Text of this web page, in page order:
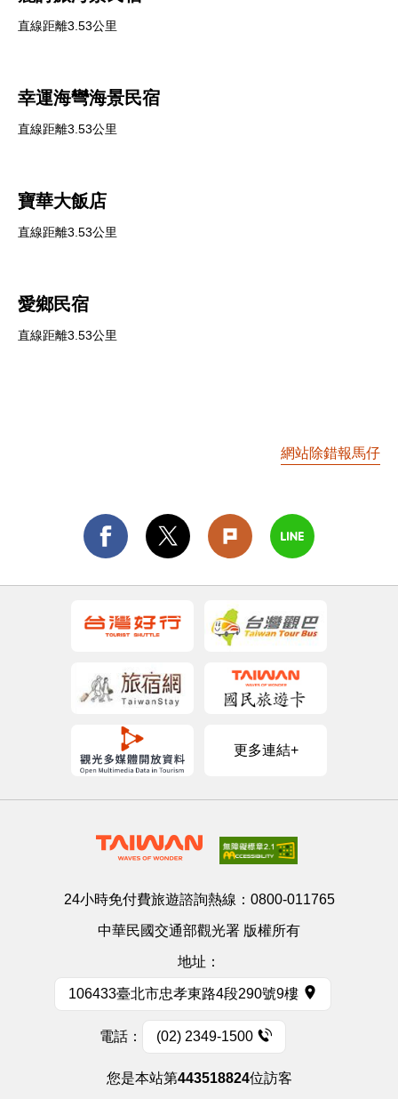
直線距離3.53公里
幸運海彎海景民宿
直線距離3.53公里
寶華大飯店
直線距離3.53公里
愛鄉民宿
直線距離3.53公里
網站除錯報馬仔
更多連結+
24小時免付費旅遊諮詢熱線： 0800-011765
中華民國交通部觀光署 版權所有
地址：
106433臺北市忠孝東路4段290號9樓
電話： (02) 2349-1500
您是本站第443518824位訪客